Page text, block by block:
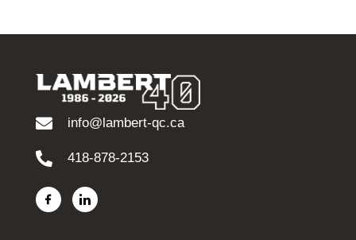
info@lambert-qc.ca
418-878-2153